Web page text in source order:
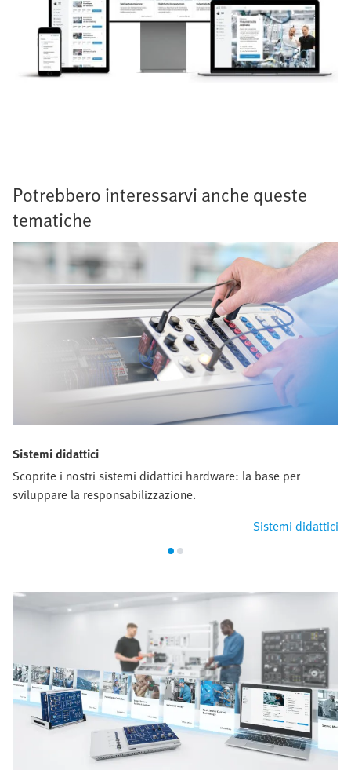
Potrebbero interessarvi anche queste
tematiche
Sistemi didattici
Scoprite i nostri sistemi didattici hardware: la base per
sviluppare la responsabilizzazione.
Sistemi didattici